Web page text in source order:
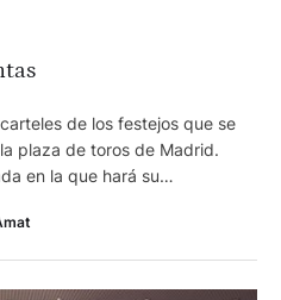
de los festejos que se
plaza de toros de Madrid.
en la que hará su
también está anunciado en la